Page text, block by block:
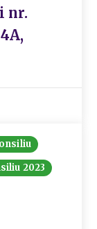
nr.
2023